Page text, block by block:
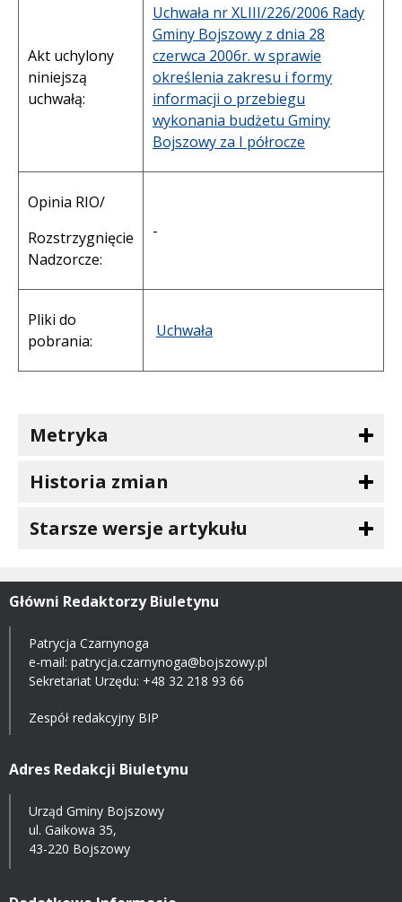
Akt uchylony
niniejszą
uchwałą:
Uchwała nr XLIII/226/2006 Rady
Gminy Bojszowy z dnia 28
czerwca 2006r. w sprawie
określenia zakresu i formy
informacji o przebiegu
wykonania budżetu Gminy
Bojszowy za I półrocze
Opinia RIO/
Rozstrzygnięcie
Nadzorcze:
-
Pliki do
pobrania:
Uchwała
Metryka
Historia zmian
Starsze wersje artykułu
Główni Redaktorzy Biuletynu
Patrycja Czarnynoga
e-mail: patrycja.czarnynoga@bojszowy.pl
Sekretariat Urzędu: +48 32 218 93 66
Zespół redakcyjny BIP
Adres Redakcji Biuletynu
Urząd Gminy Bojszowy
ul. Gaikowa 35,
43-220 Bojszowy